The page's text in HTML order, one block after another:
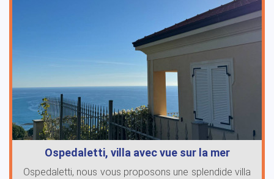
Ospedaletti, villa avec vue sur la mer
Ospedaletti, nous vous proposons une splendide villa